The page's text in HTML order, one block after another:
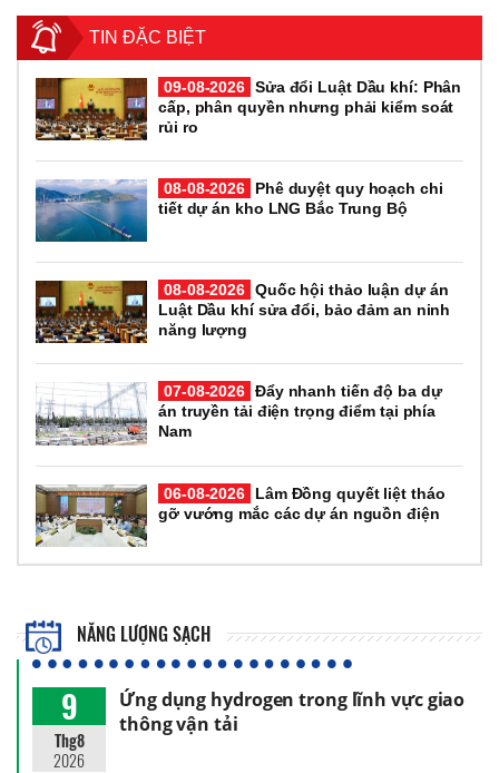
TIN ĐẶC BIỆT
09-08-2026 Sửa đổi Luật Dầu khí: Phân
cấp, phân quyền nhưng phải kiểm soát
rủi ro
08-08-2026
Phê duyệt quy hoạch chi
tiết dự án kho LNG Bắc Trung Bộ
08-08-2026 Quốc hội thảo luận dự án
Luật Dầu khí sửa đổi, bảo đảm an ninh
năng lượng
07-08-2026 Đẩy nhanh tiến độ ba dự
án truyền tải điện trọng điểm tại phía
Nam
06-08-2026
Lâm Đồng quyết liệt tháo
gỡ vướng mắc các dự án nguồn điện
NĂNG LƯỢNG SẠCH
9
Thg8
2026
Ứng dụng hydrogen trong lĩnh vực giao
thông vận tải